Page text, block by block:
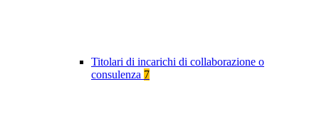
Titolari di incarichi di collaborazione o
consulenza 7